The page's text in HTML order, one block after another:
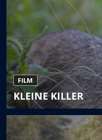
FILM
KLEINE KILLER